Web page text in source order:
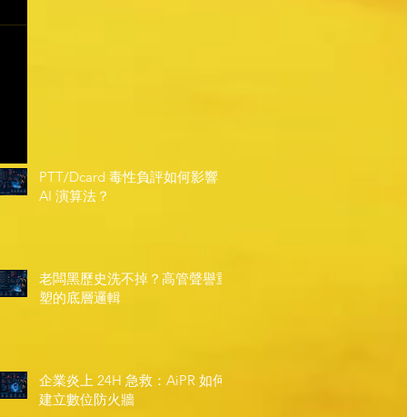
PTT/Dcard 毒性負評如何影響
AI 演算法？
老闆黑歷史洗不掉？高管聲譽重
塑的底層邏輯
企業炎上 24H 急救：AiPR 如何
建立數位防火牆